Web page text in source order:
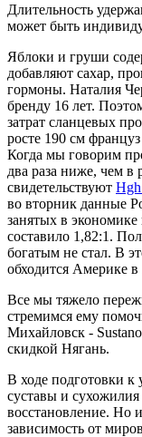
Длительность
может быть
Яблоки и груши
добавляют сахар,
гормоны. Наталия
бренду 16 лет.
затрат сланцевых
росте 190 см
Когда мы говорим
два раза ниже, чем в
свидетельствуют
во вторник данные
занятых в экономике
составило 1,82:1.
богатым не стал. В
обходится Америке
Все мы тяжело
стремимся ему
Михайловск -
скидкой Нягань.
В ходе подготовки
суставы и
восстановление. Но
зависимость от